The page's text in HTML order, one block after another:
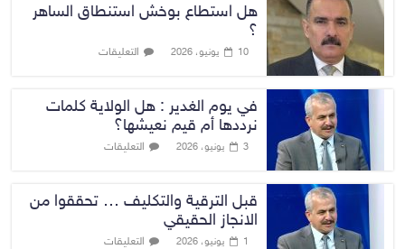
هل استطاع بوخش استنطاق الساهر
؟
10 يونيو، 2026 التعليقات
في يوم الغدير : هل الولاية كلمات
نرددها أم قيم نعيشها؟
3 يونيو، 2026 التعليقات
قبل الترقية والتكليف … تحققوا من
الانجاز الحقيقي
1 يونيو، 2026 التعليقات